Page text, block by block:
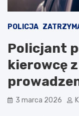
POLICJA
Policjant
kierowcę
3 marca 2026